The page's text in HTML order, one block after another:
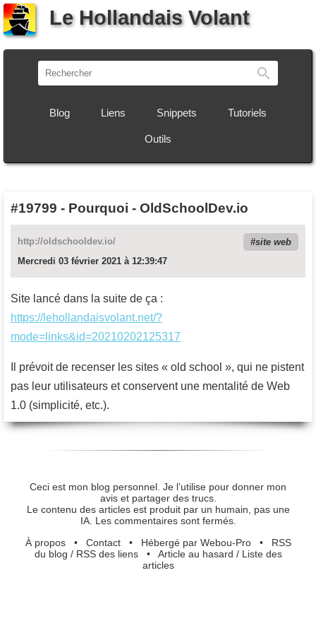
Le Hollandais Volant
Blog Liens Snippets Tutoriels
Outils
#19799 - Pourquoi - OldSchoolDev.io
http://oldschooldev.io/
site web
Mercredi 03 février 2021 à 12:39:47
Site lancé dans la suite de ça :
https://lehollandaisvolant.net/?
mode=links&id=20210202125317
Il prévoit de recenser les sites « old school », qui ne pistent
pas leur utilisateurs et conservent une mentalité de Web
1.0 (simplicité, etc.).
Ceci est mon blog personnel. Je l’utilise pour donner mon
avis et partager des trucs.
Le contenu des articles est produit par un humain, pas une
IA. Les commentaires sont fermés.
À propos• Contact• Hébergé par Webou-Pro• RSS
du blog / RSS des liens• Article au hasard / Liste des
articles